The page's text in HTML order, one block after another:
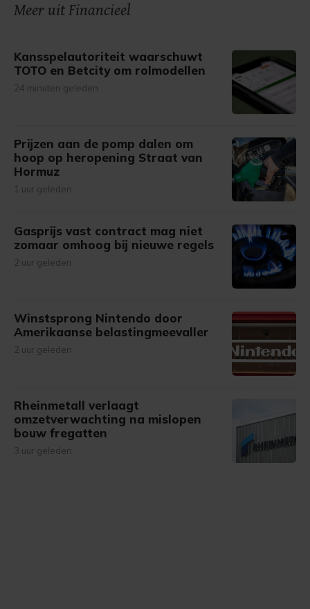
Meer uit Financieel
Kansspelautoriteit waarschuwt
TOTO en Betcity om rolmodellen
24 minuten geleden
Prijzen aan de pomp dalen om
hoop op heropening Straat van
Hormuz
1 uur geleden
Gasprijs vast contract mag niet
zomaar omhoog bij nieuwe regels
2 uur geleden
Winstsprong Nintendo door
Amerikaanse belastingmeevaller
2 uur geleden
Rheinmetall verlaagt
omzetverwachting na mislopen
bouw fregatten
3 uur geleden